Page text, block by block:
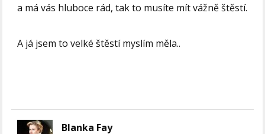
a má vás hluboce rád, tak to musíte mít vážně štěstí.
A já jsem to velké štěstí myslím měla..
Blanka Fay